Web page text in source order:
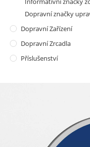
Dopravní značky
Dopravní Zařízení
Dopravní Zrcadla
Příslušenství